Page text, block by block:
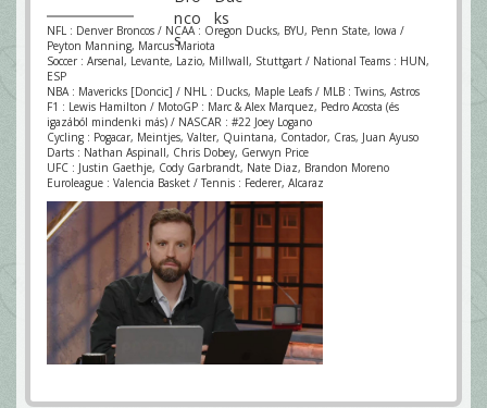
NFL : Denver Broncos / NCAA : Oregon Ducks, BYU, Penn State, Iowa /
Peyton Manning, Marcus Mariota
Soccer : Arsenal, Levante, Lazio, Millwall, Stuttgart / National Teams : HUN,
ESP
NBA : Mavericks [Doncic] / NHL : Ducks, Maple Leafs / MLB : Twins, Astros
F1 : Lewis Hamilton / MotoGP : Marc & Alex Marquez, Pedro Acosta (és
igazából mindenki más) / NASCAR : #22 Joey Logano
Cycling : Pogacar, Meintjes, Valter, Quintana, Contador, Cras, Juan Ayuso
Darts : Nathan Aspinall, Chris Dobey, Gerwyn Price
UFC : Justin Gaethje, Cody Garbrandt, Nate Diaz, Brandon Moreno
Euroleague : Valencia Basket / Tennis : Federer, Alcaraz